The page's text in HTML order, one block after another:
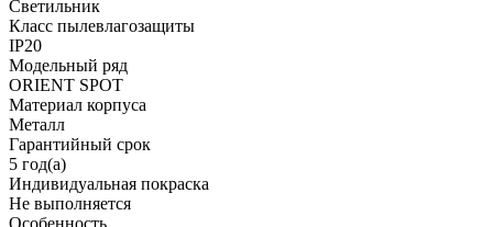
Светильник
Класс пылевлагозащиты
IP20
Модельный ряд
ORIENT SPOT
Материал корпуса
Металл
Гарантийный срок
5 год(а)
Индивидуальная покраска
Не выполняется
Особенность